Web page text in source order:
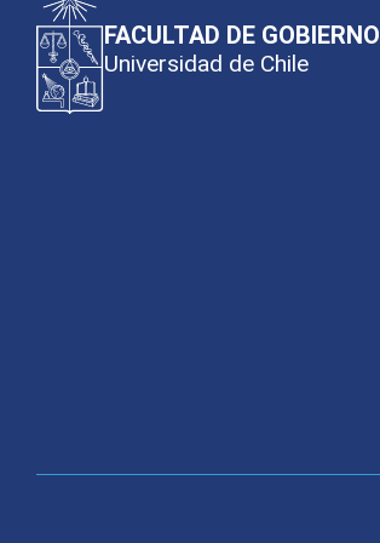
FACULTAD DE GOBIERNO
Universidad de Chile